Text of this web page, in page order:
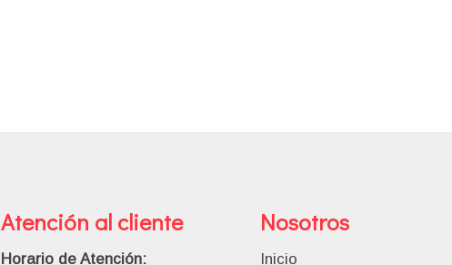
Atención al cliente
Horario de Atención:
Nosotros
Inicio